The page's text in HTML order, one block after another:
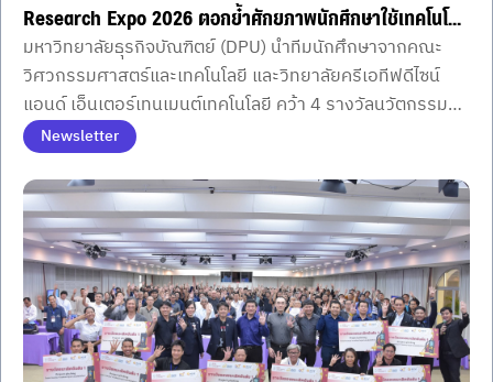
Research Expo 2026 ตอกย้ำศักยภาพนักศึกษาใช้เทคโนโลยี
สร้างประโยชน์ต่อสังคม
มหาวิทยาลัยธุรกิจบัณฑิตย์ (DPU) นำทีมนักศึกษาจากคณะ
วิศวกรรมศาสตร์และเทคโนโลยี และวิทยาลัยครีเอทีฟดีไซน์
แอนด์ เอ็นเตอร์เทนเมนต์เทคโนโลยี คว้า 4 รางวัลนวัตกรรม
ระดับอุดมศึกษา ในเวที Thailand Research Expo 2026
ตอกย้ำศักยภาพการเรียนรู้ข้ามศาสตร์และการพัฒนา
เทคโนโลยีตอบโจทย์สุขภาพ สังคม การท่องเที่ยว และซอฟต์พา
วเวอร์ไทย
Newsletter